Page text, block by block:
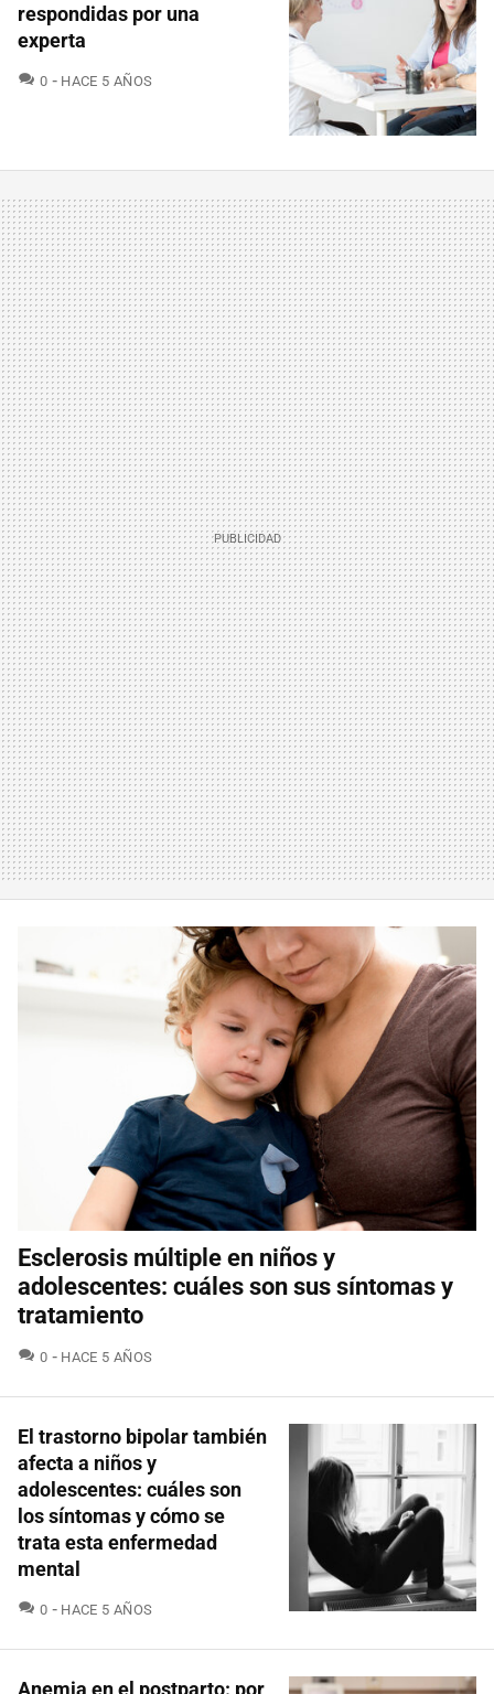
respondidas por una
experta
0 COMENTARIOS
HACE 5 AÑOS
Esclerosis múltiple en niños y
adolescentes: cuáles son sus síntomas y
tratamiento
0 COMENTARIOS
HACE 5 AÑOS
El trastorno bipolar también
afecta a niños y
adolescentes: cuáles son
los síntomas y cómo se
trata esta enfermedad
mental
0 COMENTARIOS
HACE 5 AÑOS
Anemia en el postparto: por